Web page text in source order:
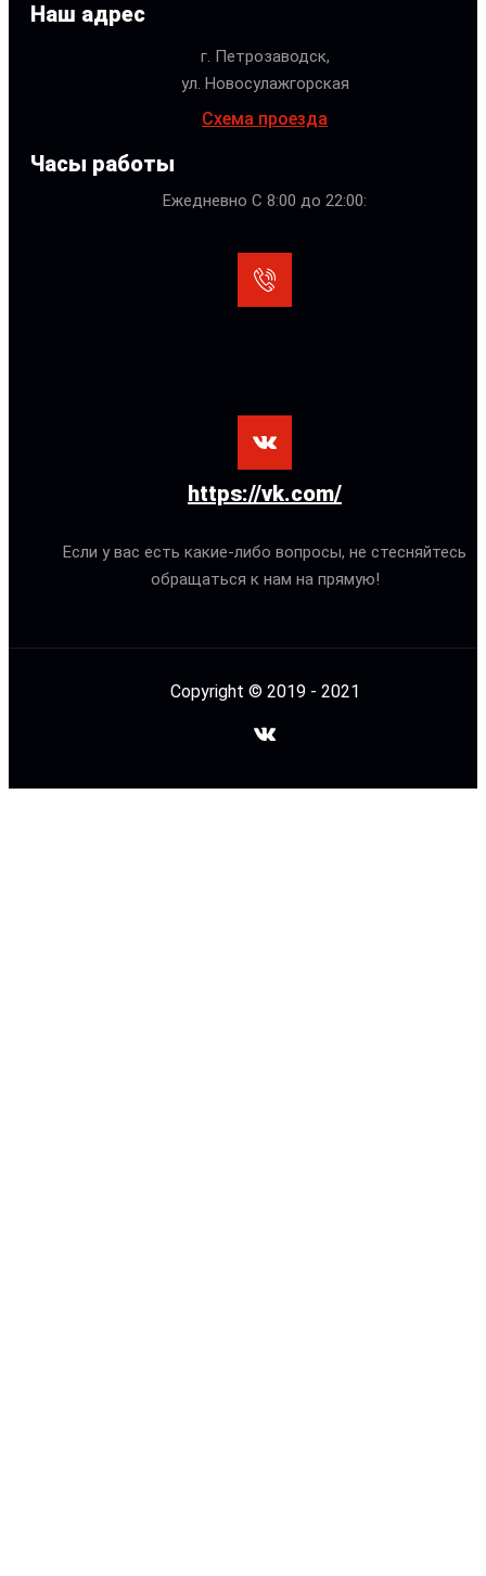
Наш адрес
г. Петрозаводск,
ул. Новосулажгорская
Схема проезда
Часы работы
Ежедневно С 8:00 до 22:00:
https://vk.com/
Если у вас есть какие-либо вопросы, не стесняйтесь
обращаться к нам на прямую!
Copyright © 2019 - 2021